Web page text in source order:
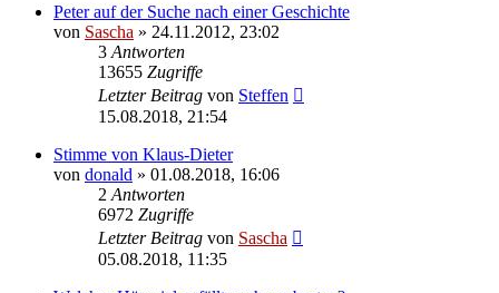
Peter auf der Suche nach einer Geschichte
von Sascha » 24.11.2012, 23:02
3 Antworten
13655 Zugriffe
Letzter Beitrag von Steffen
15.08.2018, 21:54
Stimme von Klaus-Dieter
von donald » 01.08.2018, 16:06
2 Antworten
6972 Zugriffe
Letzter Beitrag von Sascha
05.08.2018, 11:35